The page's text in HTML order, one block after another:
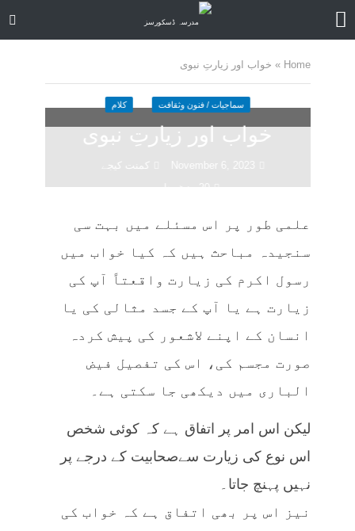
Home
» خواب اور زیارتِ نبوی
سماجیات / فنون وثقافت کلام
خواب اور زیارتِ نبوی
November 6, 2023
کمنت کیجے
20 منٹ چاہیں
علمی طور پر اس مسئلے میں بہت سی
سنجیدہ مباحث ہیں کہ کیا خواب میں
رسول اکرم کی زیارت واقعتاً آپ کی
زیارت ہے یا آپ کے جسد مثالی کی یا
انسان کے اپنے لاشعور کی پیش کردہ
صورت مجسم کی، اس کی تفصیل فیض
الباری میں دیکھی جا سکتی ہے۔
لیکن اس امر پر اتفاق ہے کہ کوئی شخص
اس نوع کی زیارت سےصحابیت کے درجے پر
نہیں پہنچ جاتا۔
نیز اس پر بھی اتفاق ہے کہ خواب کی